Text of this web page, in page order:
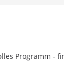
Programm -